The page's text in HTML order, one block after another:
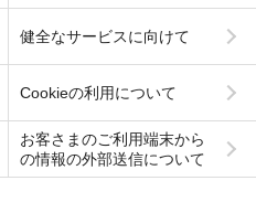
健全なサービスに向けて
Cookieの利用について
お客さまのご利用端末から
の情報の外部送信について